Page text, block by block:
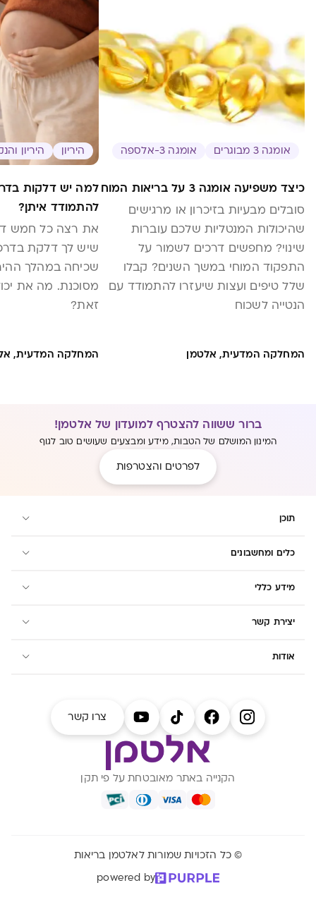
אומגה 3 מבוגרים אומגה 3-אלספה
כיצד משפיעה אומגה 3 על בריאות המוח
סובלים מבעיות בזיכרון או מרגישים
שהיכולות המנטליות שלכם עוברות
שינוי? מחפשים דרכים לשמור על
התפקוד המוחי במשך השנים? קבלו
שלל טיפים ועצות שיעזרו להתמודד עם
הנטייה לשכוח
המחלקה המדעית, אלטמן
היריון היריון
למה יש דלקות
להתמודד איתן?
את רצה כל חמש
שיש לך דלקת
שכיחה במהלך
מסוכנת. מה את
זאת?
המחלקה המדעית,
ברור ששווה להצטרף למועדון של אלטמן!
המינון המושלם של הטבות, מידע ומבצעים שעושים טוב לגוף
לפרטים והצטרפות
תוכן
כלים ומחשבונים
מידע כללי
יצירת קשר
אודות
צרו קשר
הקנייה באתר מאובטחת על פי תקן
© כל הזכויות שמורות לאלטמן בריאות
powered by